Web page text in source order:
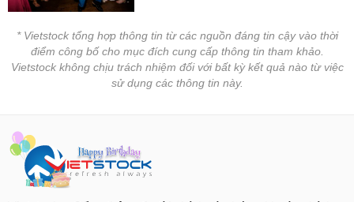
* Vietstock tổng hợp thông tin từ các nguồn đáng tin cậy vào thời
điểm công bố cho mục đích cung cấp thông tin tham khảo.
Vietstock không chịu trách nhiệm đối với bất kỳ kết quả nào từ việc
sử dụng các thông tin này.